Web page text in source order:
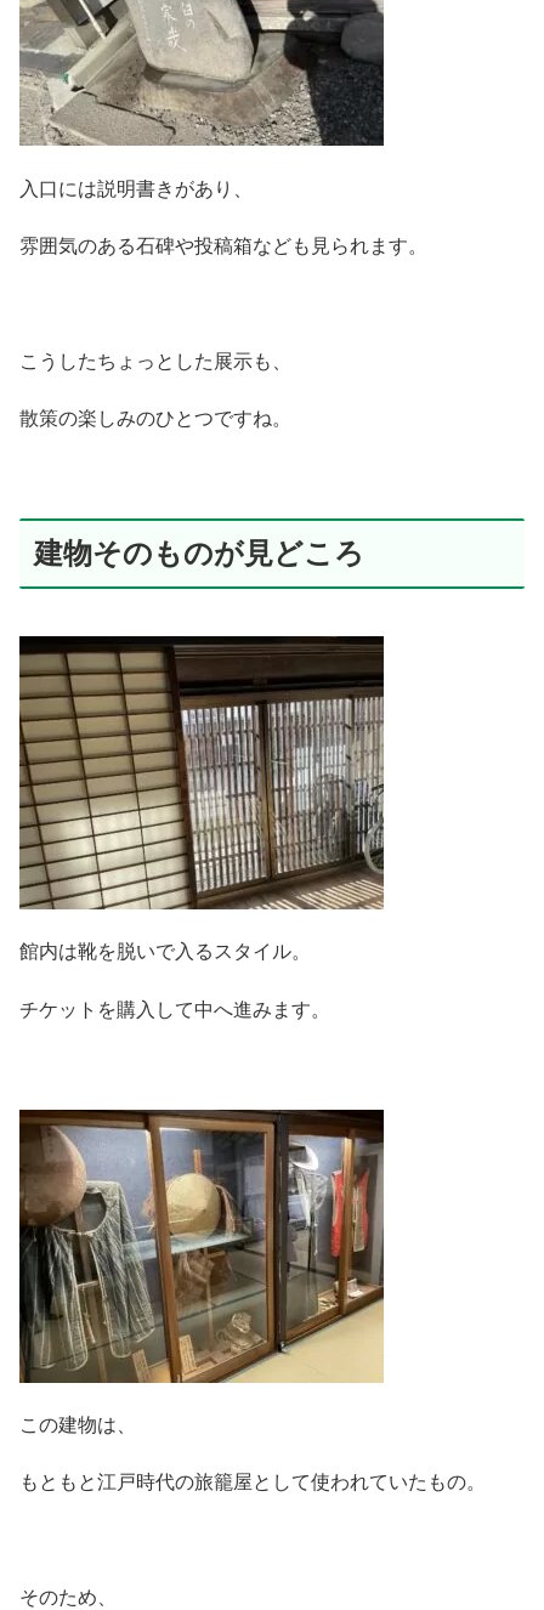
入口には説明書きがあり、
雰囲気のある石碑や投稿箱なども見られます。
こうしたちょっとした展示も、
散策の楽しみのひとつですね。
建物そのものが見どころ
館内は靴を脱いで入るスタイル。
チケットを購入して中へ進みます。
この建物は、
もともと江戸時代の旅籠屋として使われていたもの。
そのため、